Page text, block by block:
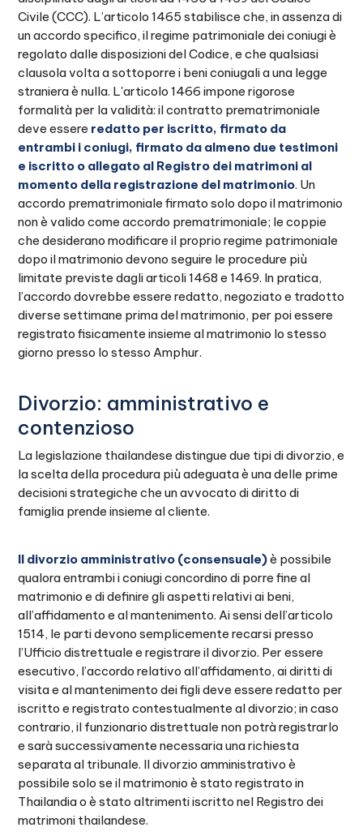
Civile (CCC). L’articolo 1465 stabilisce che, in assenza di
un accordo specifico, il regime patrimoniale dei coniugi è
regolato dalle disposizioni del Codice, e che qualsiasi
clausola volta a sottoporre i beni coniugali a una legge
straniera è nulla. L'articolo 1466 impone rigorose
formalità per la validità: il contratto prematrimoniale
deve essere redatto per iscritto, firmato da
entrambi i coniugi, firmato da almeno due testimoni
e iscritto o allegato al Registro dei matrimoni al
momento della registrazione del matrimonio. Un
accordo prematrimoniale firmato solo dopo il matrimonio
non è valido come accordo prematrimoniale; le coppie
che desiderano modificare il proprio regime patrimoniale
dopo il matrimonio devono seguire le procedure più
limitate previste dagli articoli 1468 e 1469. In pratica,
l’accordo dovrebbe essere redatto, negoziato e tradotto
diverse settimane prima del matrimonio, per poi essere
registrato fisicamente insieme al matrimonio lo stesso
giorno presso lo stesso Amphur.
Divorzio: amministrativo e
contenzioso
La legislazione thailandese distingue due tipi di divorzio, e
la scelta della procedura più adeguata è una delle prime
decisioni strategiche che un avvocato di diritto di
famiglia prende insieme al cliente.
Il divorzio amministrativo (consensuale)è possibile
qualora entrambi i coniugi concordino di porre fine al
matrimonio e di definire gli aspetti relativi ai beni,
all’affidamento e al mantenimento. Ai sensi dell’articolo
1514, le parti devono semplicemente recarsi presso
l’Ufficio distrettuale e registrare il divorzio. Per essere
esecutivo, l’accordo relativo all’affidamento, ai diritti di
visita e al mantenimento dei figli deve essere redatto per
iscritto e registrato contestualmente al divorzio; in caso
contrario, il funzionario distrettuale non potrà registrarlo
e sarà successivamente necessaria una richiesta
separata al tribunale. Il divorzio amministrativo è
possibile solo se il matrimonio è stato registrato in
Thailandia o è stato altrimenti iscritto nel Registro dei
matrimoni thailandese.